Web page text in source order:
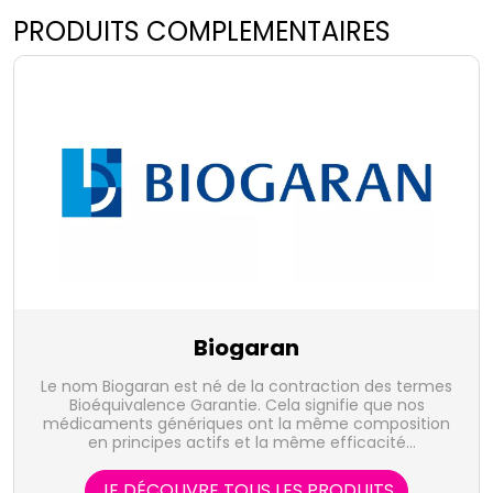
PRODUITS COMPLEMENTAIRES
Biogaran
Le nom Biogaran est né de la contraction des termes
Bioéquivalence Garantie. Cela signifie que nos
médicaments génériques ont la même composition
en principes actifs et la même efficacité
approche responsable qui favorise un suivi optimisé